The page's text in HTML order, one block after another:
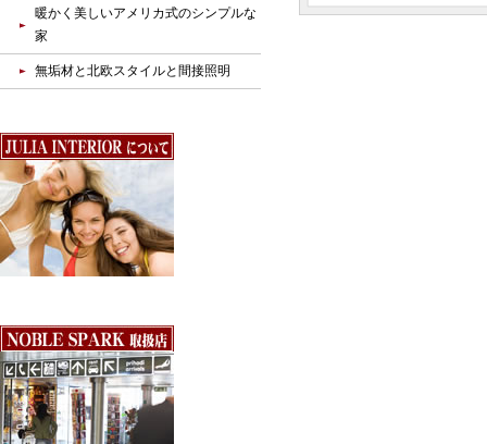
暖かく美しいアメリカ式のシンプルな
家
無垢材と北欧スタイルと間接照明